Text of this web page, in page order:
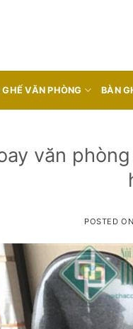
GHẾ VĂN PHÒNG BÀN
văn
POSTED ON